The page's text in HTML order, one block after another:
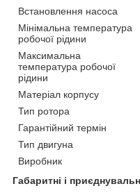
Встановлення насоса
Мінімальна температура
робочої рідини
Максимальна
температура робочої
рідини
Матеріал корпусу
Тип ротора
Гарантійний термін
Тип двигуна
Виробник
Габаритні і